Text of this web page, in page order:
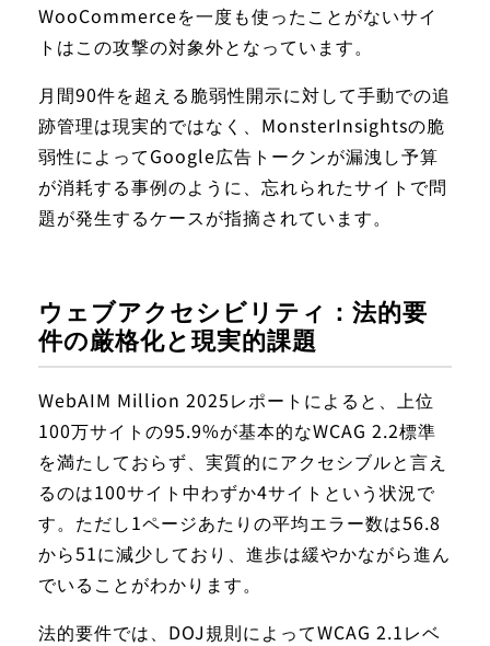
WooCommerceを一度も使ったことがないサイ
トはこの攻撃の対象外となっています。
月間90件を超える脆弱性開示に対して手動での追
跡管理は現実的ではなく、MonsterInsightsの脆
弱性によってGoogle広告トークンが漏洩し予算
が消耗する事例のように、忘れられたサイトで問
題が発生するケースが指摘されています。
ウェブアクセシビリティ：法的要
件の厳格化と現実的課題
WebAIM Million 2025レポートによると、上位
100万サイトの95.9%が基本的なWCAG 2.2標準
を満たしておらず、実質的にアクセシブルと言え
るのは100サイト中わずか4サイトという状況で
す。ただし1ページあたりの平均エラー数は56.8
から51に減少しており、進歩は緩やかながら進ん
でいることがわかります。
法的要件では、DOJ規則によってWCAG 2.1レベ